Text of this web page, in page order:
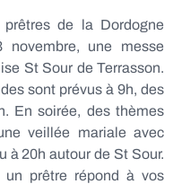
de la Dordogne
une messe
St Sour de Terrasson.
sont prévus à 9h, des
En soirée, des thèmes
veillée mariale avec
à 20h autour de St Sour.
prêtre répond à vos